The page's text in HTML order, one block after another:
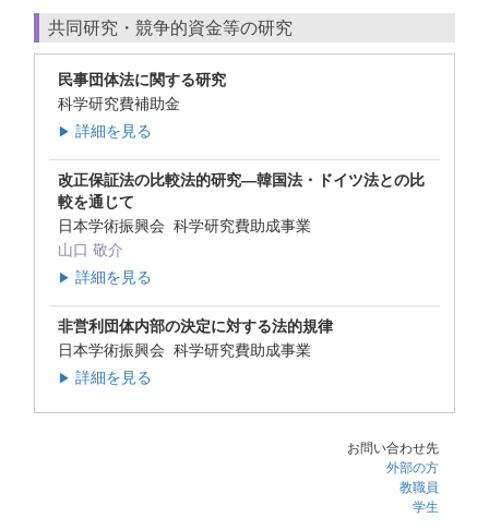
共同研究・競争的資金等の研究
民事団体法に関する研究
科学研究費補助金
▶ 詳細を見る
改正保証法の比較法的研究―韓国法・ドイツ法との比
較を通じて
日本学術振興会 科学研究費助成事業
山口 敬介
▶ 詳細を見る
非営利団体内部の決定に対する法的規律
日本学術振興会 科学研究費助成事業
▶ 詳細を見る
お問い合わせ先
外部の方
教職員
学生